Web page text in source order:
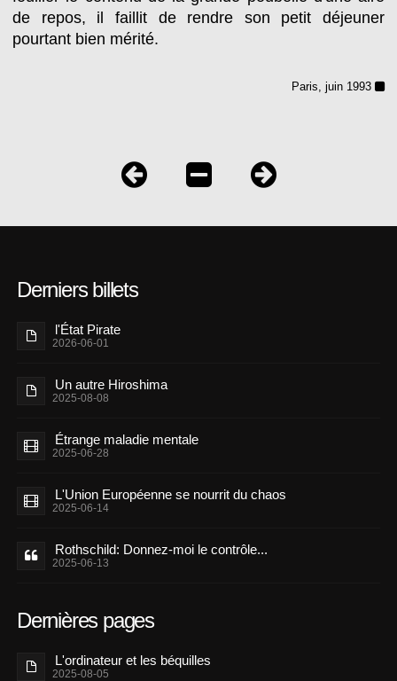
de repos, il faillit de rendre son petit déjeuner
pourtant bien mérité.
Paris, juin 1993
Derniers billets
l'État Pirate
2026-06-01
Un autre Hiroshima
2025-08-08
Étrange maladie mentale
2025-06-28
L'Union Européenne se nourrit du chaos
2025-06-14
Rothschild: Donnez-moi le contrôle...
2025-06-13
Dernières pages
L'ordinateur et les béquilles
2025-08-05